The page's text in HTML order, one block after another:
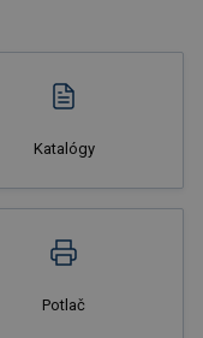
Katalógy
Potlač